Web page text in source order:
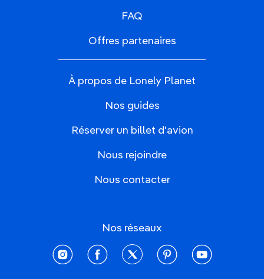
FAQ
Offres partenaires
À propos de Lonely Planet
Nos guides
Réserver un billet d'avion
Nous rejoindre
Nous contacter
Nos réseaux
instagramfacebooktwitter pinterestyoutube